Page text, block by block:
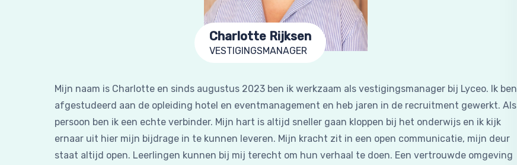
Charlotte Rijksen
VESTIGINGSMANAGER
Mijn naam is Charlotte en sinds augustus 2023 ben ik werkzaam als vestigingsmanager bij Lyceo. Ik ben
afgestudeerd aan de opleiding hotel en eventmanagement en heb jaren in de recruitment gewerkt. Als
persoon ben ik een echte verbinder. Mijn hart is altijd sneller gaan kloppen bij het onderwijs en ik kijk
ernaar uit hier mijn bijdrage in te kunnen leveren. Mijn kracht zit in een open communicatie, mijn deur
staat altijd open. Leerlingen kunnen bij mij terecht om hun verhaal te doen. Een vertrouwde omgeving